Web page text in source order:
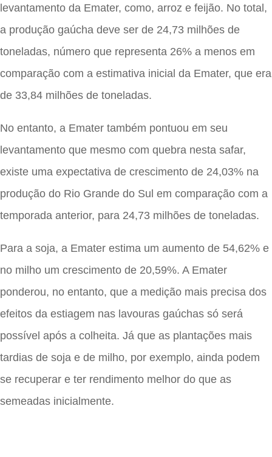
levantamento da Emater, como, arroz e feijão. No total,
a produção gaúcha deve ser de 24,73 milhões de
toneladas, número que representa 26% a menos em
comparação com a estimativa inicial da Emater, que era
de 33,84 milhões de toneladas.
No entanto, a Emater também pontuou em seu
levantamento que mesmo com quebra nesta safar,
existe uma expectativa de crescimento de 24,03% na
produção do Rio Grande do Sul em comparação com a
temporada anterior, para 24,73 milhões de toneladas.
Para a soja, a Emater estima um aumento de 54,62% e
no milho um crescimento de 20,59%. A Emater
ponderou, no entanto, que a medição mais precisa dos
efeitos da estiagem nas lavouras gaúchas só será
possível após a colheita. Já que as plantações mais
tardias de soja e de milho, por exemplo, ainda podem
se recuperar e ter rendimento melhor do que as
semeadas inicialmente.